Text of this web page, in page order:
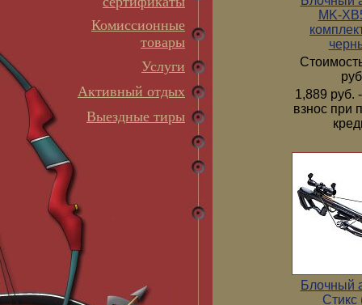
Комиссионные
товары
Услуги
Активный отдых
Выездные тиры
MK-
1,889 руб.
взнос при
Блочный
Стикс